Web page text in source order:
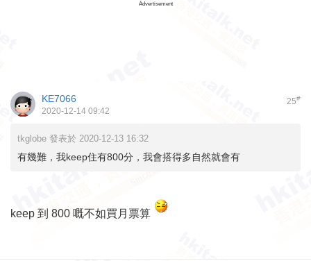
Advertisement
25#
KE7066
2020-12-14 09:42
tkglobe 發表於 2020-12-13 16:32
有幾難，我keep住有800分，我會搭得多自然就會有
keep 到 800 嘅不如買月票算